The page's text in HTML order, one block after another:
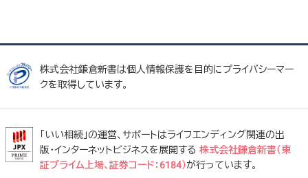
株式会社鎌倉新書は個人情報保護を目的にプライバシーマー
クを取得しています。
「いい相続」の運営、サポートはライフエンディング関連の出
版・インターネットビジネスを展開する 株式会社鎌倉新書（東
証プライム上場、証券コード：6184）が行っています。